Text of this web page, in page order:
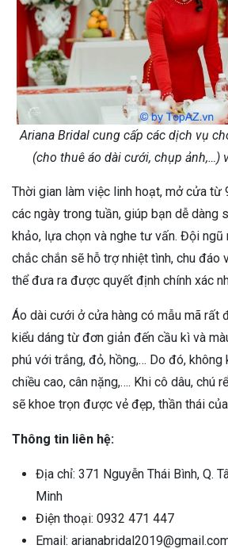
Ariana Bridal cung cấp các dịch vụ
(cho thuê áo dài cưới, chụp ảnh,…)
Thời gian làm việc linh hoạt, mở cửa từ
các ngày trong tuần, giúp bạn dễ dàng
khảo, lựa chọn và nghe tư vấn. Đội ngũ
chắc chắn sẽ hỗ trợ nhiệt tình, chu đáo
thể đưa ra được quyết định chính xác
Áo dài cưới ở cửa hàng có mẫu mã rất
kiểu dáng từ đơn giản đến cầu kì và
phú với trắng, đỏ, hồng,… Do đó, không
chiều cao, cân nặng,…. Khi cô dâu, chú
sẽ khoe trọn được vẻ đẹp, thần thái
Thông tin liên hệ:
Địa chỉ: 371 Nguyễn Thái Bình, Q.
Minh
Điện thoại: 0932 471 447
Email: